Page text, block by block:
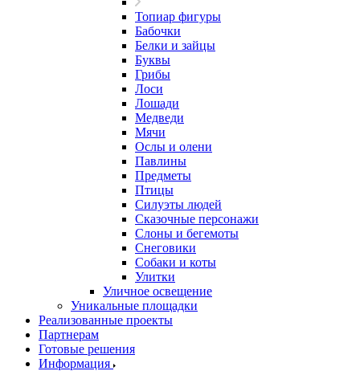
Топиар фигуры
Бабочки
Белки и зайцы
Буквы
Грибы
Лоси
Лошади
Медведи
Мячи
Ослы и олени
Павлины
Предметы
Птицы
Силуэты людей
Сказочные персонажи
Слоны и бегемоты
Снеговики
Собаки и коты
Улитки
Уличное освещение
Уникальные площадки
Реализованные проекты
Партнерам
Готовые решения
Информация